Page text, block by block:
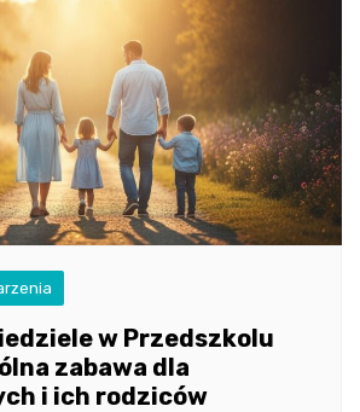
w Przedszkolu
zabawa dla
i ich rodziców